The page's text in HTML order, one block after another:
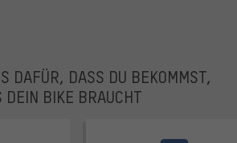
DAFÜR, DASS DU BEKOMMST,
DEIN BIKE BRAUCHT